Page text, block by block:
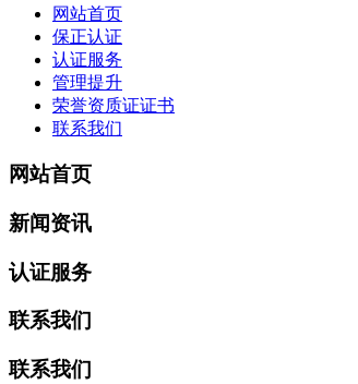
网站首页
保正认证
认证服务
管理提升
荣誉资质证证书
联系我们
网站首页
新闻资讯
认证服务
联系我们
联系我们